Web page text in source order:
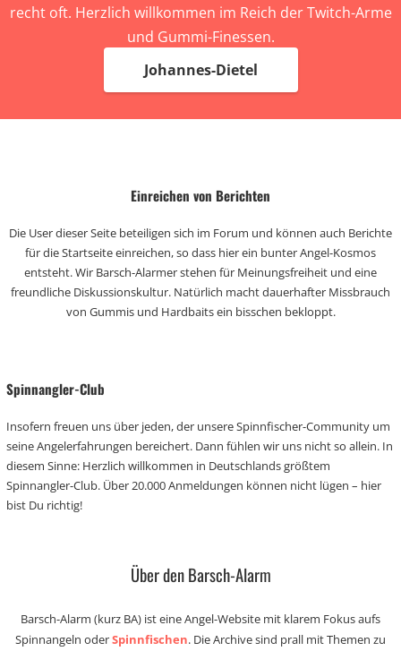
recht oft. Herzlich willkommen im Reich der Twitch-Arme
und Gummi-Finessen.
Johannes-Dietel
Einreichen von Berichten
Die User dieser Seite beteiligen sich im Forum und können auch Berichte
für die Startseite einreichen, so dass hier ein bunter Angel-Kosmos
entsteht. Wir Barsch-Alarmer stehen für Meinungsfreiheit und eine
freundliche Diskussionskultur. Natürlich macht dauerhafter Missbrauch
von Gummis und Hardbaits ein bisschen bekloppt.
Spinnangler-Club
Insofern freuen uns über jeden, der unsere Spinnfischer-Community um
seine Angelerfahrungen bereichert. Dann fühlen wir uns nicht so allein. In
diesem Sinne: Herzlich willkommen in Deutschlands größtem
Spinnangler-Club. Über 20.000 Anmeldungen können nicht lügen – hier
bist Du richtig!
Über den Barsch-Alarm
Barsch-Alarm (kurz BA) ist eine Angel-Website mit klarem Fokus aufs
Spinnangeln oderSpinnfischen. Die Archive sind prall mit Themen zu